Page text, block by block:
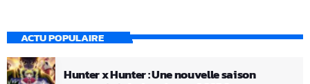
ACTU POPULAIRE
Hunter x Hunter : Une nouvelle saison